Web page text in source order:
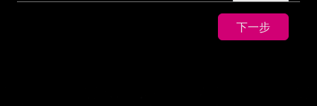
下一步